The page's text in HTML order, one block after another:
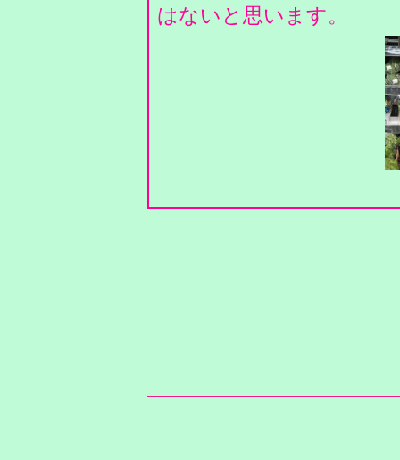
はないと思います。